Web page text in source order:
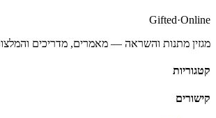
Gifted·Online
מגזין מתנות והשראה — מאמרים, מדריכים
קטגוריות
קישורים